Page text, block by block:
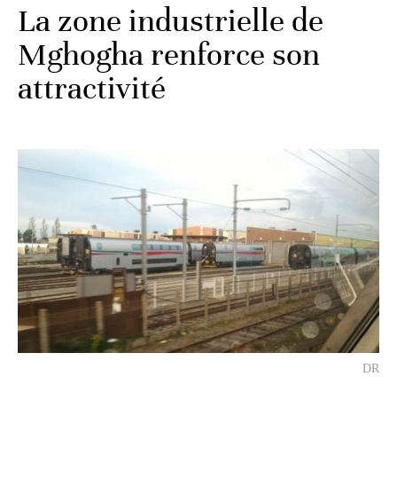
La zone industrielle de
Mghogha renforce son
attractivité
DR